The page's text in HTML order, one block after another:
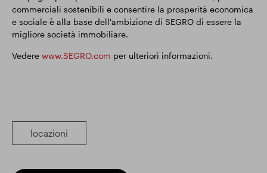
commerciali sostenibili e consentire la prosperità economica
e sociale è alla base dell'ambizione di SEGRO di essere la
migliore società immobiliare.
Vedere www.SEGRO.com per ulteriori informazioni.
locazioni